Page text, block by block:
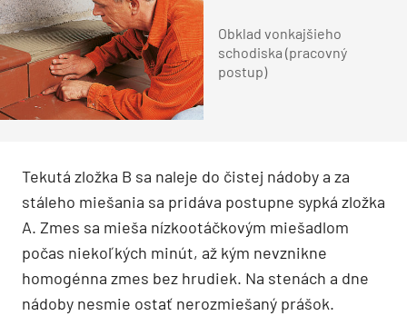
Obklad vonkajšieho
schodiska (pracovný
postup)
Tekutá zložka B sa naleje do čistej nádoby a za
stáleho miešania sa pridáva postupne sypká zložka
A. Zmes sa mieša nízkootáčkovým miešadlom
počas niekoľkých minút, až kým nevznikne
homogénna zmes bez hrudiek. Na stenách a dne
nádoby nesmie ostať nerozmiešaný prášok.